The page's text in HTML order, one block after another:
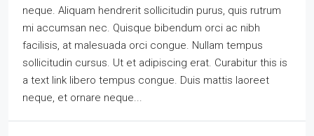
neque. Aliquam hendrerit sollicitudin purus, quis rutrum
mi accumsan nec. Quisque bibendum orci ac nibh
facilisis, at malesuada orci congue. Nullam tempus
sollicitudin cursus. Ut et adipiscing erat. Curabitur this is
a text link libero tempus congue. Duis mattis laoreet
neque, et ornare neque...